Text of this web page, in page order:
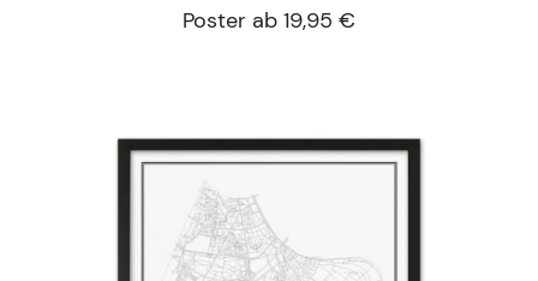
Poster ab 19,95 €